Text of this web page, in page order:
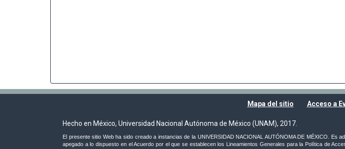
Mapa del sitio Acceso a
Hecho en México, Universidad Nacional Autónoma de México (UNAM), 2017.
El presente sitio Web ha sido creado a instancias de la UNIVERSIDAD NACIONAL AUTÓNOMA DE MÉXICO.
apegado a lo dispuesto en el Acuerdo por el que se establecen los Lineamientos Generales para la Política de